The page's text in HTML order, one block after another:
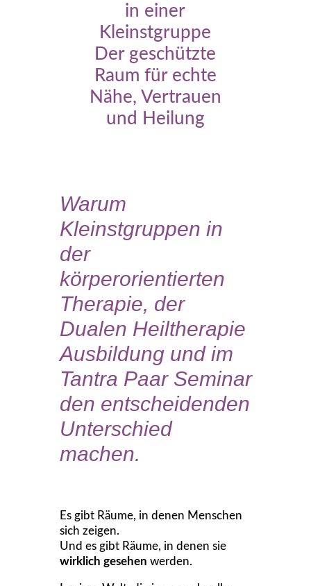
in einer
Kleinstgruppe
Der geschützte
Raum für echte
Nähe, Vertrauen
und Heilung
Warum
Kleinstgruppen in
der
körperorientierten
Therapie, der
Dualen Heiltherapie
Ausbildung und im
Tantra Paar Seminar
den entscheidenden
Unterschied
machen.
Es gibt Räume, in denen Menschen
sich zeigen.
Und es gibt Räume, in denen sie
wirklich gesehen werden.